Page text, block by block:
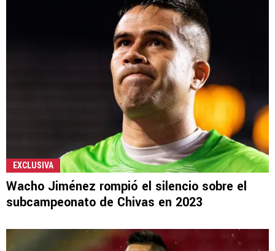
EXCLUSIVA
Wacho Jiménez rompió el silencio sobre el
subcampeonato de Chivas en 2023